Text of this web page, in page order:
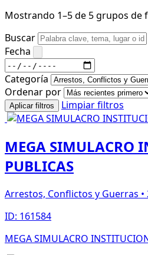
Mostrando 1–5 de 5 grupos
Buscar
Fecha
Categoría
Ordenar por
Aplicar filtros Limpiar filtros
MEGA SIMULACRO
PUBLICAS
Arrestos, Conflictos y Guerras •
ID: 161584
MEGA SIMULACRO